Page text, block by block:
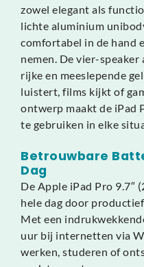
zowel elegant als
lichte aluminium
comfortabel in de hand
nemen. De vier-
rijke en meeslepende
luistert, films kijkt of
ontwerp maakt de iPad
te gebruiken in elke
Betrouwbare
Dag
De Apple iPad Pro 9.7″
hele dag door
Met een
uur bij internetten via
werken, studeren of